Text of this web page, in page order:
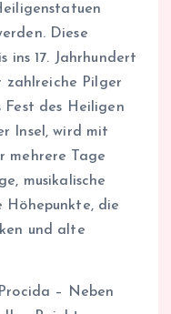
Diese
ins 17. Jahrhundert
zahlreiche Pilger
Fest des Heiligen
Insel, wird mit
mehrere Tage
musikalische
Höhepunkte, die
und alte
– Neben